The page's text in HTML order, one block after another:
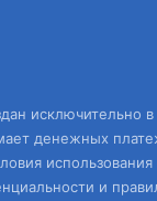
исключительно
денежных
и